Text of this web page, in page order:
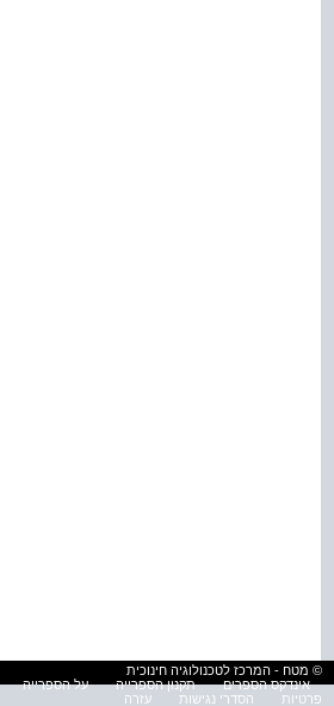
© מטח - המרכז לטכנולוגיה חינוכית
אינדקס הספרים
תקנון הספרייה על הספרייה
פרטיות
הסדרי נגישות עזרה